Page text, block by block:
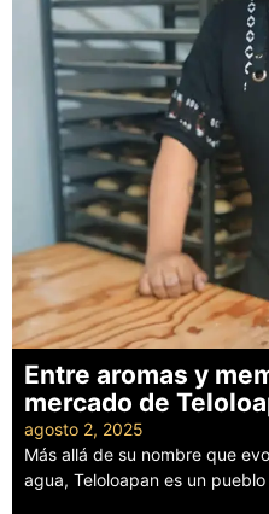
Entre aromas y
mercado de
agosto 2, 2025
Más allá de su nombre que
agua, Teloloapan es un